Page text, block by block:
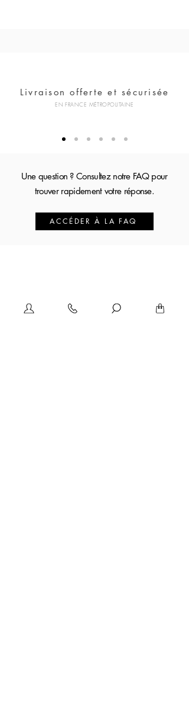
Livraison offerte et sécurisée
EN FRANCE MÉTROPOLITAINE
Une question ? Consultez notre FAQ pour
trouver rapidement votre réponse.
ACCÉDER À LA FAQ